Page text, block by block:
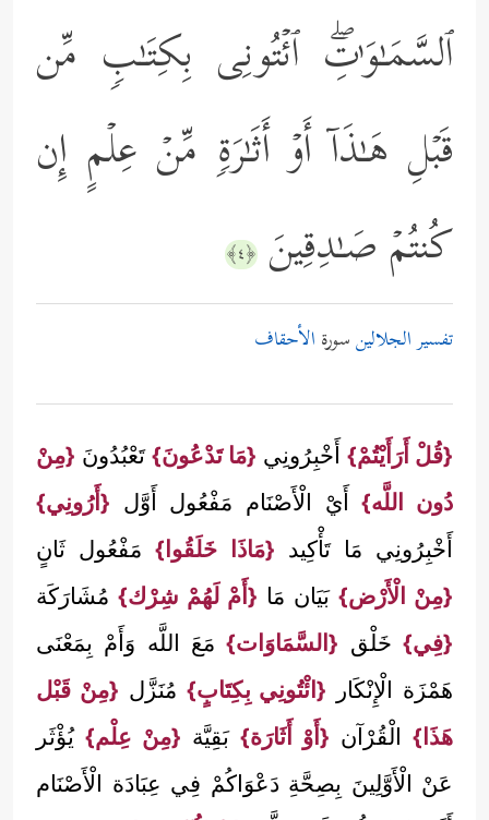
ٱلسَّمَـٰوَ ٰ⁠تِۖ ٱئۡتُونِی بِكِتَـٰبࣲ مِّن
قَبۡلِ هَـٰذَاۤ أَوۡ أَثَـٰرَةࣲ مِّنۡ عِلۡمٍ إِن
كُنتُمۡ صَـٰدِقِینَ ﴿٤﴾
تفسير الجلالينسورة الأحقاف
{قُلْ أَرَأَيْتُمْ} أَخْبِرُونِي {مَا تَدْعُونَ} تَعْبُدُونَ {مِنْ
دُون اللَّه}أَيْ الْأَصْنَام مَفْعُول أَوَّل {أَرُونِي}
أَخْبِرُونِي مَا تَأْكِيد {مَاذَا خَلَقُوا}مَفْعُول ثَانٍ
{مِنْ الْأَرْض} بَيَان مَا {أَمْ لَهُمْ شِرْك} مُشَارَكَة
{فِي}خَلْق {السَّمَاوَات}مَعَ اللَّه وَأَمْ بِمَعْنَى
هَمْزَة الْإِنْكَار {ائْتُونِي بِكِتَابٍ} مُنَزَّل {مِنْ قَبْل
هَذَا} الْقُرْآن {أَوْ أَثَارَة} بَقِيَّة {مِنْ عِلْم} يُؤْثَر
عَنْ الْأَوَّلِينَ بِصِحَّةِ دَعْوَاكُمْ فِي عِبَادَة الْأَصْنَام